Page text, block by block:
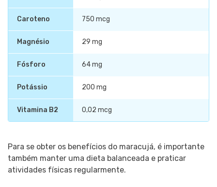
Caroteno 750 mcg
Magnésio 29 mg
Fósforo 64 mg
Potássio 200 mg
Vitamina B2 0,02 mcg
Para se obter os benefícios do maracujá, é importante
também manter uma dieta balanceada e praticar
atividades físicas regularmente.